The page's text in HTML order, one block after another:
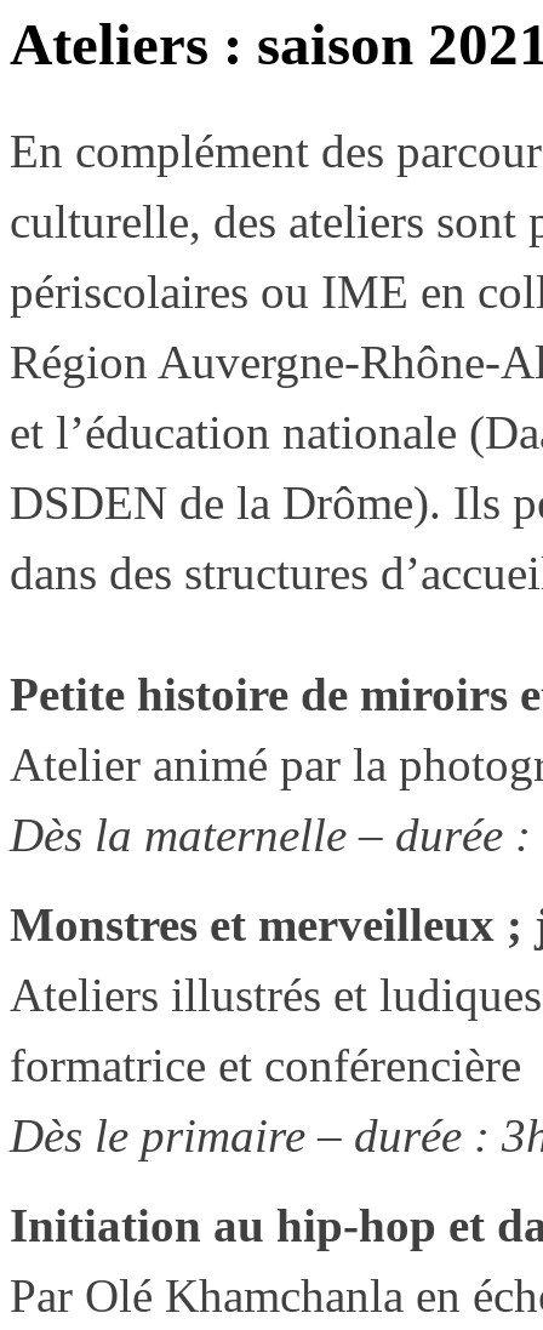
Ateliers : saison
En complément des
culturelle, des ateliers sont
périscolaires ou IME en
Région Auvergne-Rhône-
et l’éducation nationale
DSDEN de la Drôme). Ils
dans des structures
Petite histoire de miroirs
Atelier animé par la
Dès la maternelle – durée
Monstres et merveilleux
Ateliers illustrés et
formatrice et conférencière
Dès le primaire – durée :
Initiation au hip-hop et
Par Olé Khamchanla en